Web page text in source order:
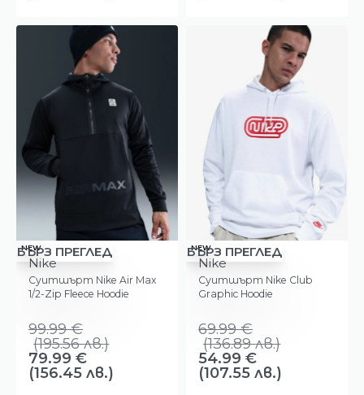
-20%
NEW
БЪРЗ ПРЕГЛЕД
Nike
Суитшърт Nike Air Max
1/2-Zip Fleece Hoodie
99.99€
(195.56лв.)
79.99 €
(156.45 лв.)
-21%
NEW
БЪРЗ ПРЕГЛЕД
Nike
Суитшърт Nike Club
Graphic Hoodie
69.99€
(136.89лв.)
54.99 €
(107.55 лв.)